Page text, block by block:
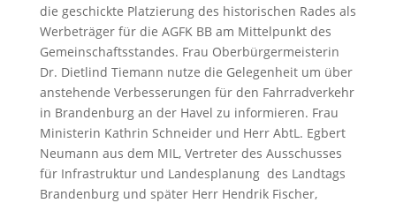
die geschickte Platzierung des historischen Rades als
Werbeträger für die AGFK BB am Mittelpunkt des
Gemeinschaftsstandes. Frau Oberbürgermeisterin
Dr. Dietlind Tiemann nutze die Gelegenheit um über
anstehende Verbesserungen für den Fahrradverkehr
in Brandenburg an der Havel zu informieren. Frau
Ministerin Kathrin Schneider und Herr AbtL. Egbert
Neumann aus dem MIL, Vertreter des Ausschusses
für Infrastruktur und Landesplanung des Landtags
Brandenburg und später Herr Hendrik Fischer,